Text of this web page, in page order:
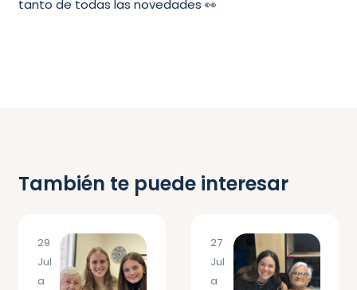
tanto de todas las novedades 👀
También te puede interesar
29
Jul
a
27
Jul
a